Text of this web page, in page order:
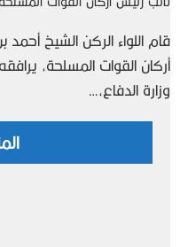
قام اللواء الركن الشيخ
أركان القوات المسلحة،
وزارة الدفاع،…